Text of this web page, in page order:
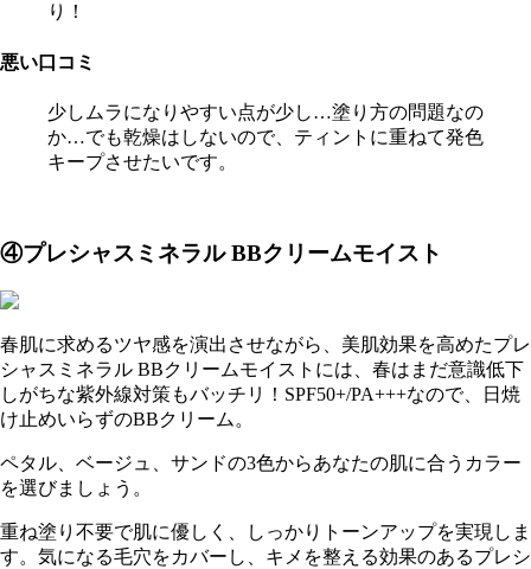
り！
悪い口コミ
少しムラになりやすい点が少し…塗り方の問題なの
か…でも乾燥はしないので、ティントに重ねて発色
キープさせたいです。
④プレシャスミネラル BBクリームモイスト
春肌に求めるツヤ感を演出させながら、美肌効果を高めたプレ
シャスミネラル BBクリームモイストには、春はまだ意識低下
しがちな紫外線対策もバッチリ！SPF50+/PA+++なので、日焼
け止めいらずのBBクリーム。
ペタル、ベージュ、サンドの3色からあなたの肌に合うカラー
を選びましょう。
重ね塗り不要で肌に優しく、しっかりトーンアップを実現しま
す。気になる毛穴をカバーし、キメを整える効果のあるプレシ